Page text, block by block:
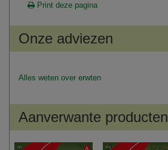
Print deze pagina
Onze adviezen
Alles weten over erwten
Aanverwante producten